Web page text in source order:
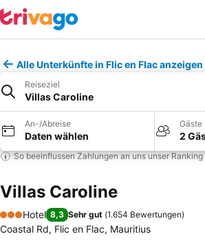
Alle Unterkünfte in Flic en Flac anzeigen
Reiseziel
Villas Caroline
An-/Abreise
Daten wählen
Gäste
2
So beeinflussen Zahlungen an uns unser Ranking
Villas Caroline
3 Sterne
Hotel 8,3 Sehr gut (1.654 Bewertungen)
Coastal Rd, Flic en Flac, Mauritius